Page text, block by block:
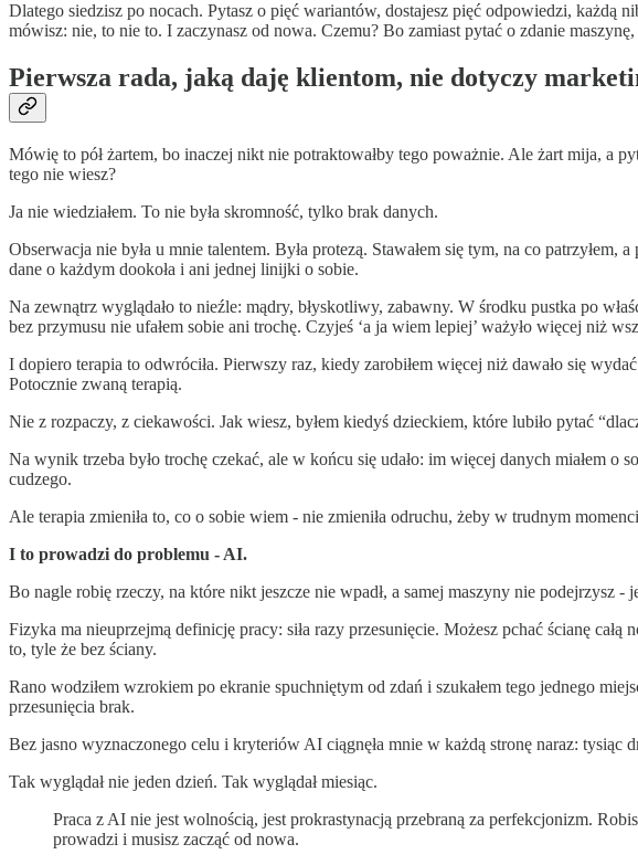
Dlatego siedzisz po nocach. Pytasz o pięć wariantów, dostajesz pięć odpowiedzi, każdą
mówisz: nie, to nie to. I zaczynasz od nowa. Czemu? Bo zamiast pytać o zdanie
Pierwsza rada, jaką daję klientom, nie dotyczy
Mówię to pół żartem, bo inaczej nikt nie potraktowałby tego poważnie. Ale żart mija, a
tego nie wiesz?
Ja nie wiedziałem. To nie była skromność, tylko brak danych.
Obserwacja nie była u mnie talentem. Była protezą. Stawałem się tym, na co
dane o każdym dookoła i ani jednej linijki o sobie.
Na zewnątrz wyglądało to nieźle: mądry, błyskotliwy, zabawny. W środku pustka po
bez przymusu nie ufałem sobie ani trochę. Czyjeś ‘a ja wiem lepiej’ ważyło więcej niż
I dopiero terapia to odwróciła. Pierwszy raz, kiedy zarobiłem więcej niż dawało się
Potocznie zwaną terapią.
Nie z rozpaczy, z ciekawości. Jak wiesz, byłem kiedyś dzieckiem, które lubiło pytać
Na wynik trzeba było trochę czekać, ale w końcu się udało: im więcej danych miałem
cudzego.
Ale terapia zmieniła to, co o sobie wiem - nie zmieniła odruchu, żeby w trudnym
I to prowadzi do problemu - AI.
Bo nagle robię rzeczy, na które nikt jeszcze nie wpadł, a samej maszyny nie podejrzysz
Fizyka ma nieuprzejmą definicję pracy: siła razy przesunięcie. Możesz pchać ścianę całą
to, tyle że bez ściany.
Rano wodziłem wzrokiem po ekranie spuchniętym od zdań i szukałem tego jednego
przesunięcia brak.
Bez jasno wyznaczonego celu i kryteriów AI ciągnęła mnie w każdą stronę naraz: tysiąc
Tak wyglądał nie jeden dzień. Tak wyglądał miesiąc.
Praca z AI nie jest wolnością, jest prokrastynacją przebraną za perfekcjonizm.
prowadzi i musisz zacząć od nowa.